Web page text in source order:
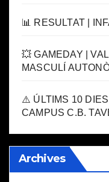
📊 RESULTAT |
💥 GAMEDAY |
MASCULÍ
⚠️ ÚLTIMS 10
CAMPUS C.B.
Archives